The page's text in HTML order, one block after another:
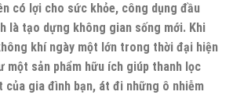
có lợi cho sức khỏe, công dụng đầu
là tạo dựng không gian sống mới. Khi
khí ngày một lớn trong thời đại hiện
một sản phẩm hữu ích giúp thanh lọc
của gia đình bạn, át đi những ô nhiễm